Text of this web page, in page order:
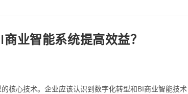
业智能系统提高效益？
核心技术。企业应该认识到数字化转型和BI商业智能技术